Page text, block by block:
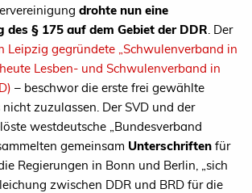
drohte nun eine
§ 175 auf dem Gebiet der DDR. Der
Leipzig gegründete „Schwulenverband in
Lesben- und Schwulenverband in
– beschwor die erste frei gewählte
zuzulassen. Der SVD und der
westdeutsche „Bundesverband
gemeinsam Unterschriften für
Regierungen in Bonn und Berlin, „sich
zwischen DDR und BRD für die